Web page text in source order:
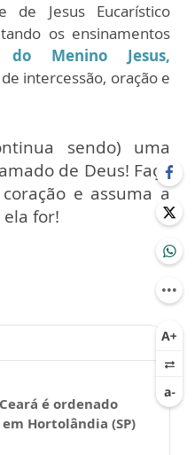
de Jesus Eucarístico
os ensinamentos
do Menino Jesus,
intercessão, oração e
sendo) uma
de Deus! Faça
e assuma a
ela for!
é ordenado
Hortolândia (SP)